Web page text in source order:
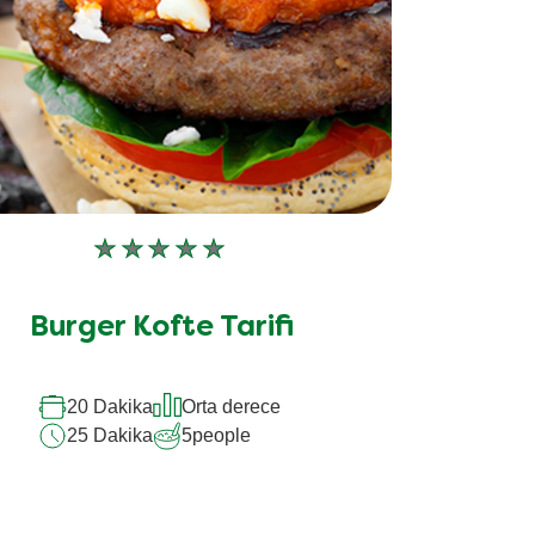
Bu
değerlendirme
Burger Kofte Tarifi
20 Dakika
Orta derece
25 Dakika
5people